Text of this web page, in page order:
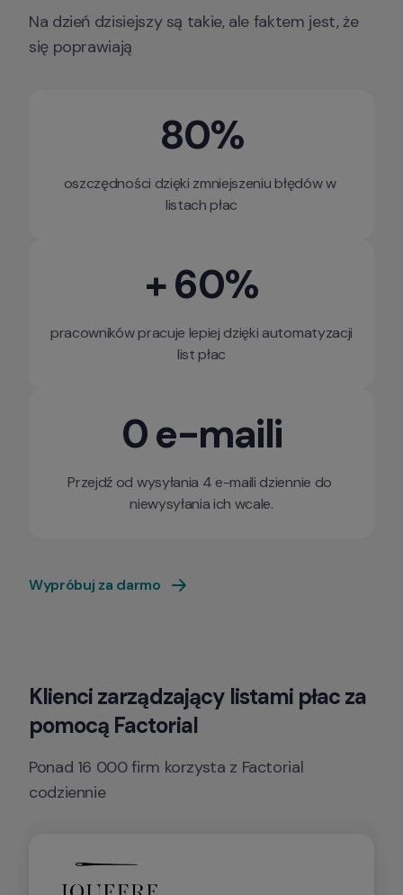
Na dzień dzisiejszy są takie, ale faktem jest, że
się poprawiają
80%
oszczędności dzięki zmniejszeniu błędów w
listach płac
+ 60%
pracowników pracuje lepiej dzięki automatyzacji
list płac
0 e-maili
Przejdź od wysyłania 4 e-maili dziennie do
niewysyłania ich wcale.
Wypróbuj za darmo
Klienci zarządzający listami płac za
pomocą Factorial
Ponad 16 000 firm korzysta z Factorial
codziennie